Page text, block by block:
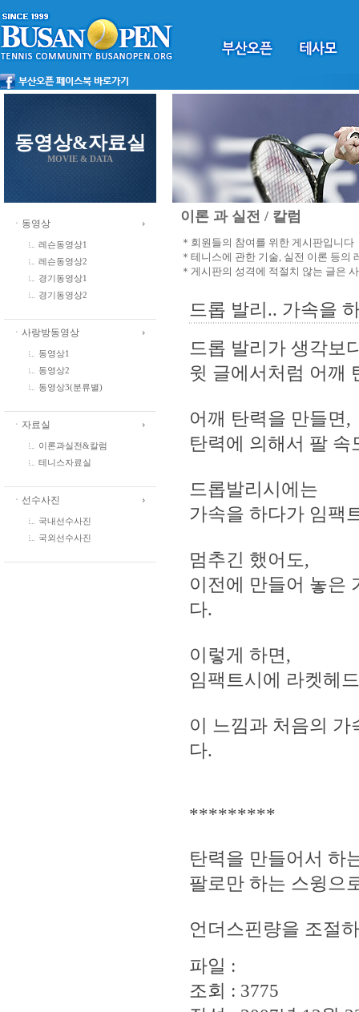
동영상&자료실
MOVIE & DATA
ㆍ동영상
레슨동영상1
레슨동영상2
경기동영상1
경기동영상2
ㆍ사랑방동영상
동영상1
동영상2
동영상3(분류별)
ㆍ자료실
이론과실전&칼럼
테니스자료실
ㆍ선수사진
국내선수사진
국외선수사진
이론 과 실전 / 칼럼
＊회원들의 참여를 위한 게시판입니다
＊테니스에 관한 기술, 실전 이론 등의
＊게시판의 성격에 적절치 않는 글은
드롭 발리.. 가속을
드롭 발리가 생각보
윗 글에서처럼 어깨
어깨 탄력을 만들면,
탄력에 의해서 팔
드롭발리시에는
가속을 하다가 임팩
멈추긴 했어도,
이전에 만들어 놓은
다.
이렇게 하면,
임팩트시에 라켓헤
이 느낌과 처음의
다.
*********
탄력을 만들어서 하
팔로만 하는 스윙으
언더스핀량을 조절
파일 :
조회 : 3775